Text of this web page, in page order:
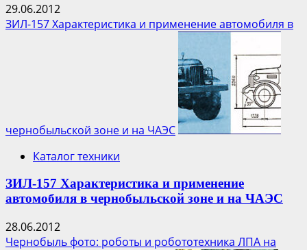
29.06.2012
ЗИЛ-157 Характеристика и применение автомобиля в
чернобыльской зоне и на ЧАЭС
Каталог техники
ЗИЛ-157 Характеристика и применение
автомобиля в чернобыльской зоне и на ЧАЭС
28.06.2012
Чернобыль фото: роботы и робототехника ЛПА на